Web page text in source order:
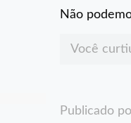
Não
Você
Publicado